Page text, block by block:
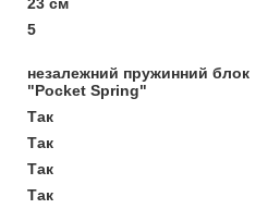
23 см
5
незалежний пружинний блок
"Pocket Spring"
Так
Так
Так
Так